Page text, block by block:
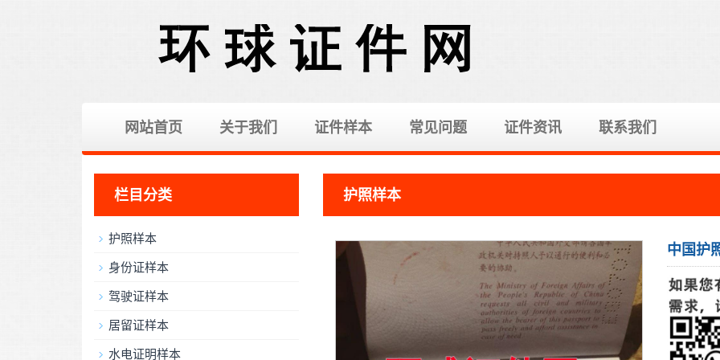
网站首页 关于我们 证件样本 常见问题 证件资讯 联系我们
护照样本
中国护
栏目分类
护照样本
身份证样本
驾驶证样本
居留证样本
水电证明样本